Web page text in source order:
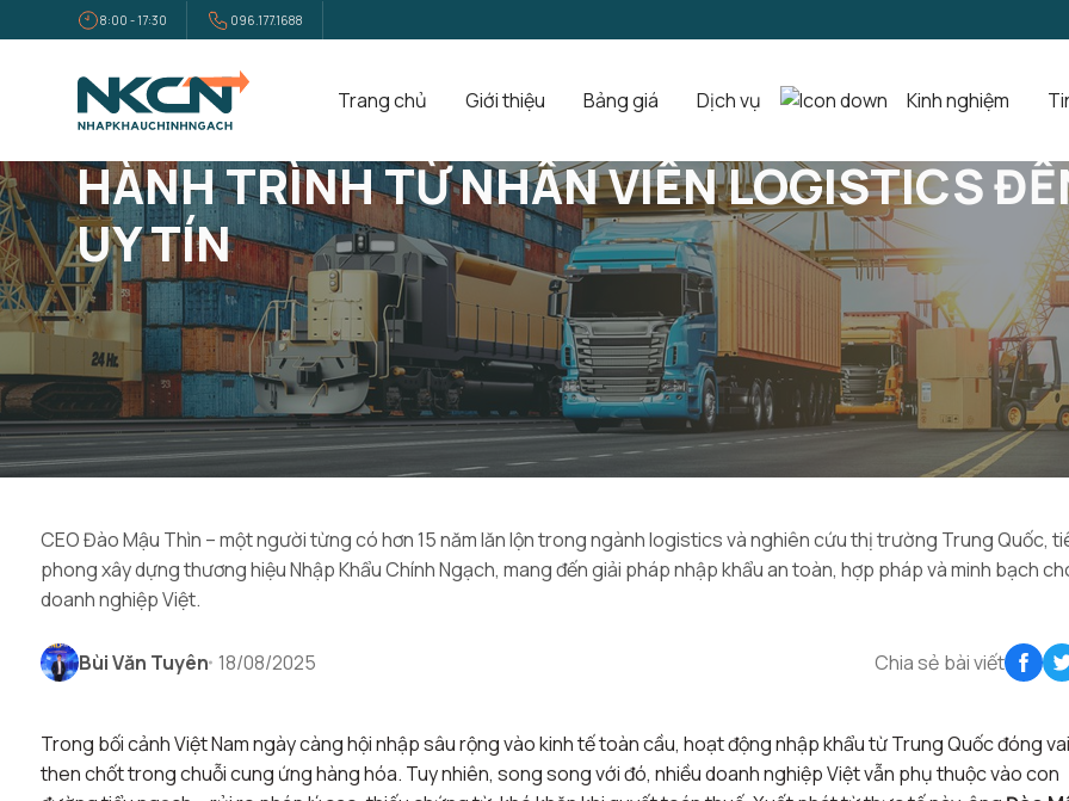
8:00 - 17:30 096.177.1688
Trang chủ Giới thiệu Bảng giá Dịch vụ Kinh nghiệm
Trang Chủ Tin Tức
HÀNH TRÌNH TỪ NHÂN VIÊN LOGISTICS
UY TÍN
CEO Đào Mậu Thìn – một người từng có hơn 15 năm lăn lộn trong ngành logistics và nghiên cứu thị trường Trung Quốc,
phong xây dựng thương hiệu Nhập Khẩu Chính Ngạch, mang đến giải pháp nhập khẩu an toàn, hợp pháp và minh bạch
doanh nghiệp Việt.
Bùi Văn Tuyên 18/08/2025 Chia sẻ bài viết
Trong bối cảnh Việt Nam ngày càng hội nhập sâu rộng vào kinh tế toàn cầu, hoạt động nhập khẩu từ Trung Quốc đóng
then chốt trong chuỗi cung ứng hàng hóa. Tuy nhiên, song song với đó, nhiều doanh nghiệp Việt vẫn phụ thuộc vào con